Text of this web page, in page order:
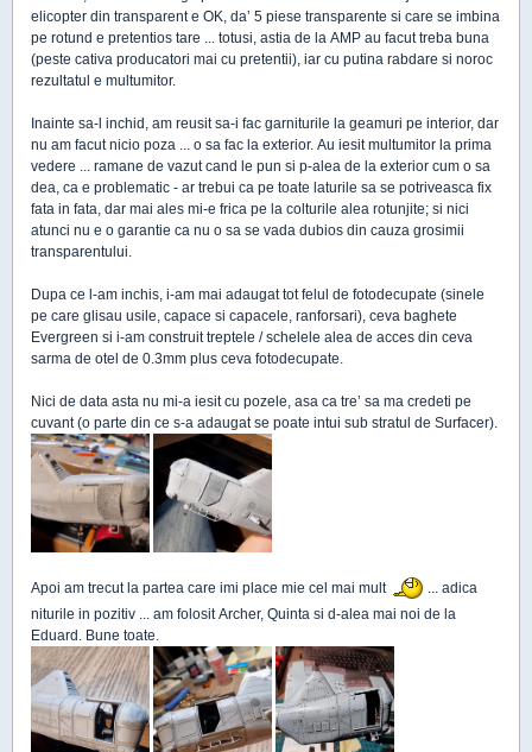
elicopter din transparent e OK, da’ 5 piese transparente si care se imbina
pe rotund e pretentios tare ... totusi, astia de la AMP au facut treba buna
(peste cativa producatori mai cu pretentii), iar cu putina rabdare si noroc
rezultatul e multumitor.
Inainte sa-l inchid, am reusit sa-i fac garniturile la geamuri pe interior, dar
nu am facut nicio poza ... o sa fac la exterior. Au iesit multumitor la prima
vedere ... ramane de vazut cand le pun si p-alea de la exterior cum o sa
dea, ca e problematic - ar trebui ca pe toate laturile sa se potriveasca fix
fata in fata, dar mai ales mi-e frica pe la colturile alea rotunjite; si nici
atunci nu e o garantie ca nu o sa se vada dubios din cauza grosimii
transparentului.
Dupa ce l-am inchis, i-am mai adaugat tot felul de fotodecupate (sinele
pe care glisau usile, capace si capacele, ranforsari), ceva baghete
Evergreen si i-am construit treptele / schelele alea de acces din ceva
sarma de otel de 0.3mm plus ceva fotodecupate.
Nici de data asta nu mi-a iesit cu pozele, asa ca tre’ sa ma credeti pe
cuvant (o parte din ce s-a adaugat se poate intui sub stratul de Surfacer).
Apoi am trecut la partea care imi place mie cel mai mult
niturile in pozitiv ... am folosit Archer, Quinta si d-alea mai noi de la
Eduard. Bune toate.